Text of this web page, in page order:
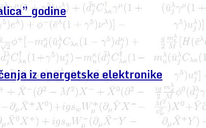
godine
iz energetske elektronike